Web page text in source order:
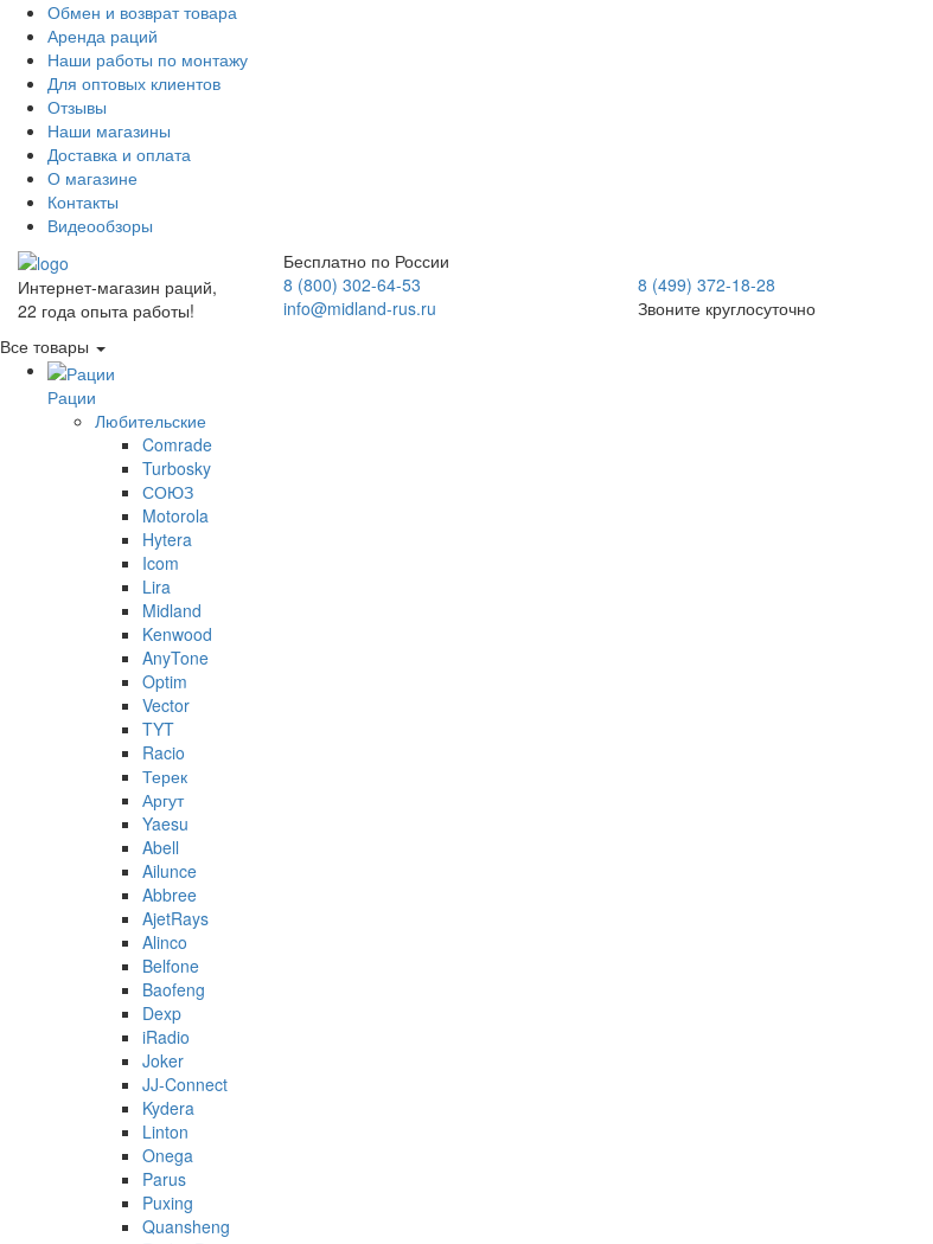
Обмен и возврат товара
Аренда раций
Наши работы по монтажу
Для оптовых клиентов
Отзывы
Наши магазины
Доставка и оплата
О магазине
Контакты
Видеообзоры
Интернет-магазин раций,
22 года опыта работы!
Бесплатно по России
8 (800) 302-64-53
info@midland-rus.ru
8 (499) 372-18-28
Звоните круглосуточно
Все товары
Рации
Любительские
Comrade
Turbosky
СОЮЗ
Motorola
Hytera
Icom
Lira
Midland
Kenwood
AnyTone
Optim
Vector
TYT
Racio
Терек
Аргут
Yaesu
Abell
Ailunce
Abbree
AjetRays
Alinco
Belfone
Baofeng
Dexp
iRadio
Joker
JJ-Connect
Kydera
Linton
Onega
Parus
Puxing
Quansheng